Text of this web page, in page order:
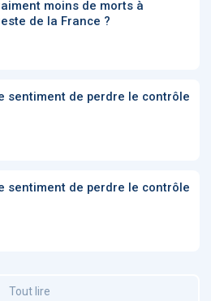
moins de morts à
de la France ?
sentiment de perdre le contrôle
sentiment de perdre le contrôle
Tout lire